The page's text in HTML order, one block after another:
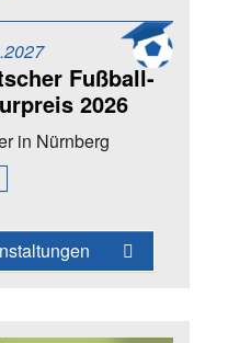
Fußball-
2026
in Nürnberg